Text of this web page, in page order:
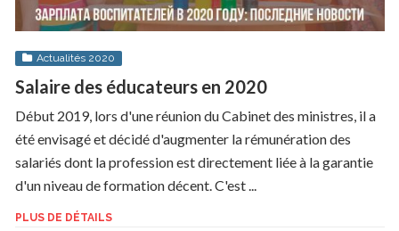
Actualités 2020
Salaire des éducateurs en 2020
Début 2019, lors d'une réunion du Cabinet des ministres, il a
été envisagé et décidé d'augmenter la rémunération des
salariés dont la profession est directement liée à la garantie
d'un niveau de formation décent. C'est ...
PLUS DE DÉTAILS